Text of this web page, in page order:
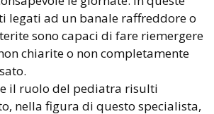
legati ad un banale raffreddore o
sono capaci di fare riemergere
chiarite o non completamente
il ruolo del pediatra risulti
nella figura di questo specialista,